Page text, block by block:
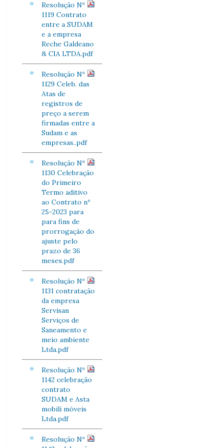
Resolução Nº
1119 Contrato
entre a SUDAM
e a empresa
Reche Galdeano
& CIA LTDA.pdf
Resolução Nº
1129 Celeb. das
Atas de
registros de
preço a serem
firmadas entre a
Sudam e as
empresas..pdf
Resolução Nº
1130 Celebração
do Primeiro
Termo aditivo
ao Contrato nº
25-2023 para
para fins de
prorrogação do
ajuste pelo
prazo de 36
meses.pdf
Resolução Nº
1131 contratação
da empresa
Servisan
Serviços de
Saneamento e
meio ambiente
Ltda.pdf
Resolução Nº
1142 celebração
contrato
SUDAM e Asta
mobili móveis
Ltda.pdf
Resolução Nº